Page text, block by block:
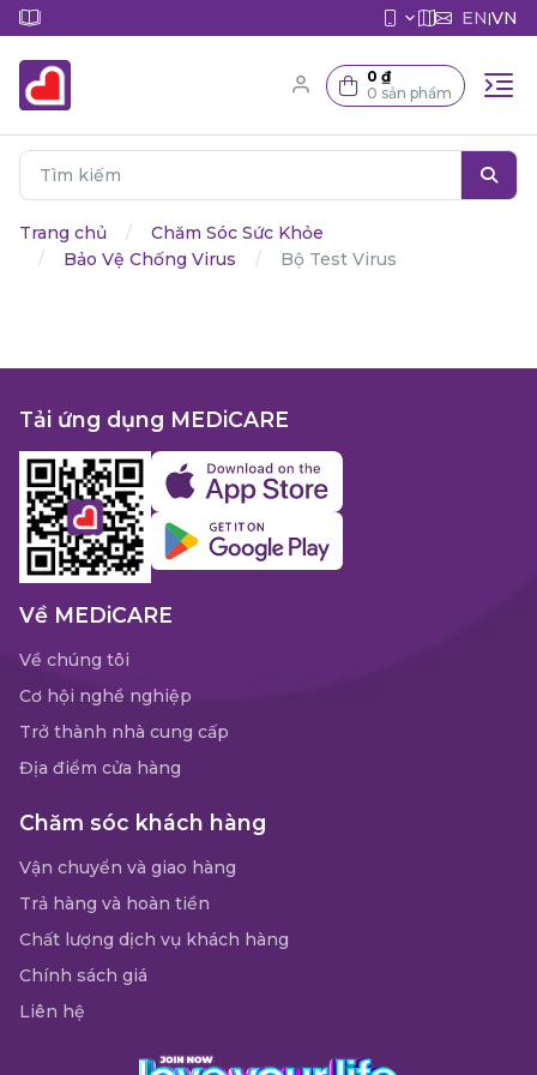
EN|VN
0 ₫
0 sản phẩm
Trang chủ
Chăm Sóc Sức Khỏe
Bảo Vệ Chống Virus
Bộ Test Virus
Tải ứng dụng MEDiCARE
Về MEDiCARE
Về chúng tôi
Cơ hội nghề nghiệp
Trở thành nhà cung cấp
Địa điểm cửa hàng
Chăm sóc khách hàng
Vận chuyển và giao hàng
Trả hàng và hoàn tiền
Chất lượng dịch vụ khách hàng
Chính sách giá
Liên hệ